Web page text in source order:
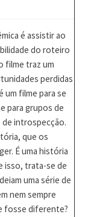
é assistir ao
do roteiro
filme traz um
perdidas
um filme para se
para grupos de
de introspecção.
que os
É uma história
isso, trata-se de
uma série de
nem sempre
fosse diferente?